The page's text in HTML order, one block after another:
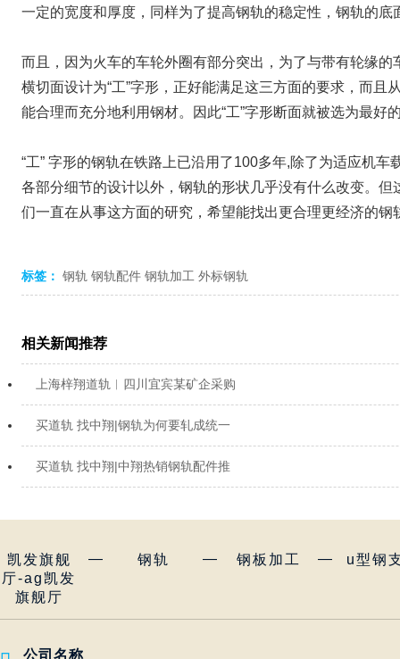
一定的宽度和厚度，同样为了提高钢轨的稳定性，钢轨的底
而且，因为火车的车轮外圈有部分突出，为了与带有轮缘
横切面设计为“工”字形，正好能满足这三方面的要求，而
能合理而充分地利用钢材。因此“工”字形断面就被选为最好
“工” 字形的钢轨在铁路上已沿用了100多年,除了为适应机
各部分细节的设计以外，钢轨的形状几乎没有什么改变。
们一直在从事这方面的研究，希望能找出更合理更经济的钢
标签： 钢轨 钢轨配件 钢轨加工 外标钢轨
相关新闻推荐
上海梓翔道轨︱四川宜宾某矿企采购
买道轨 找中翔|钢轨为何要轧成统一
买道轨 找中翔|中翔热销钢轨配件推
凯发旗舰
厅-ag凯发
旗舰厅
— 钢轨 — 钢板加工 — u型钢
公司名称